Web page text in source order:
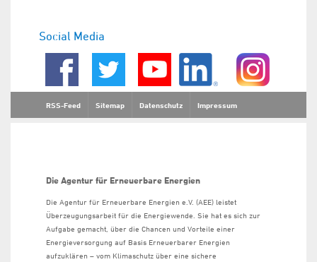
Social Media
RSS-Feed Sitemap Datenschutz Impressum
Die Agentur für Erneuerbare Energien
Die Agentur für Erneuerbare Energien e.V. (AEE) leistet
Überzeugungsarbeit für die Energiewende. Sie hat es sich zur
Aufgabe gemacht, über die Chancen und Vorteile einer
Energieversorgung auf Basis Erneuerbarer Energien
aufzuklären – vom Klimaschutz über eine sichere